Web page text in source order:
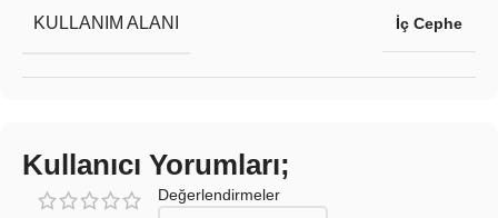
KULLANIM ALANI İç Cephe
Kullanıcı Yorumları;
Değerlendirmeler